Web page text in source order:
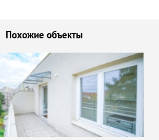
Похожие объекты